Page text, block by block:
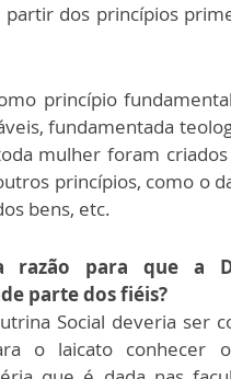
dos princípios
princípio
fundamentada
mulher foram
princípios, como o
bens, etc.
razão para que a
parte dos fiéis?
Social deveria ser
o laicato conhecer